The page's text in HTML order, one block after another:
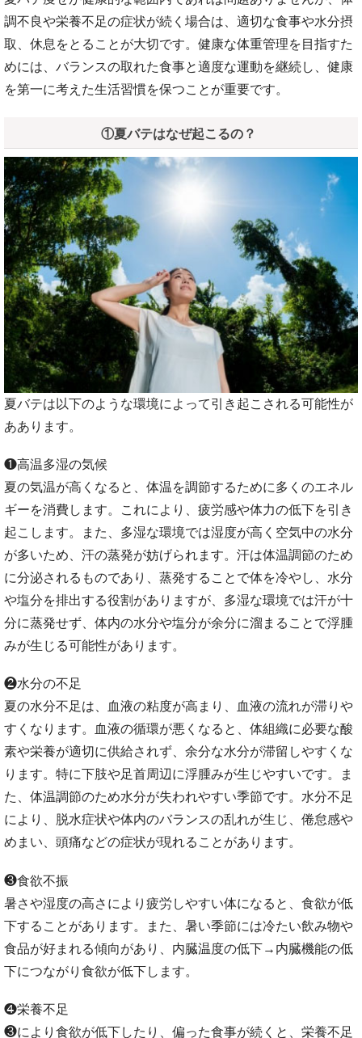
調不良や栄養不足の症状が続く場合は、適切な食事や水分摂
取、休息をとることが大切です。健康な体重管理を目指すた
めには、バランスの取れた食事と適度な運動を継続し、健康
を第一に考えた生活習慣を保つことが重要です。
①夏バテはなぜ起こるの？
夏バテは以下のような環境によって引き起こされる可能性が
ああります。
❶高温多湿の気候
夏の気温が高くなると、体温を調節するために多くのエネル
ギーを消費します。これにより、疲労感や体力の低下を引き
起こします。また、多湿な環境では湿度が高く空気中の水分
が多いため、汗の蒸発が妨げられます。汗は体温調節のため
に分泌されるものであり、蒸発することで体を冷やし、水分
や塩分を排出する役割がありますが、多湿な環境では汗が十
分に蒸発せず、体内の水分や塩分が余分に溜まることで浮腫
みが生じる可能性があります。
❷水分の不足
夏の水分不足は、血液の粘度が高まり、血液の流れが滞りや
すくなります。血液の循環が悪くなると、体組織に必要な酸
素や栄養が適切に供給されず、余分な水分が滞留しやすくな
ります。特に下肢や足首周辺に浮腫みが生じやすいです。ま
た、体温調節のため水分が失われやすい季節です。水分不足
により、脱水症状や体内のバランスの乱れが生じ、倦怠感や
めまい、頭痛などの症状が現れることがあります。
❸食欲不振
暑さや湿度の高さにより疲労しやすい体になると、食欲が低
下することがあります。また、暑い季節には冷たい飲み物や
食品が好まれる傾向があり、内臓温度の低下→内臓機能の低
下につながり食欲が低下します。
❹栄養不足
❸により食欲が低下したり、偏った食事が続くと、栄養不足